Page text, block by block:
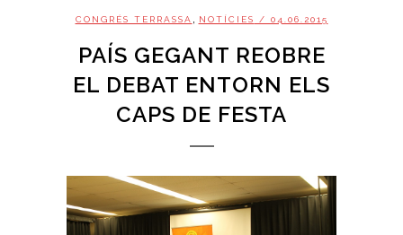
CONGRÉS TERRASSA NOTÍCIES / 04.06.2015
PAÍS GEGANT REOBRE
EL DEBAT ENTORN ELS
CAPS DE FESTA